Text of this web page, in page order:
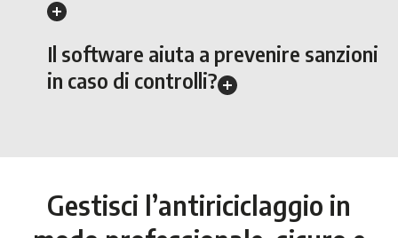
Il software aiuta a prevenire sanzioni
in caso di controlli?
Gestisci l’antiriciclaggio in